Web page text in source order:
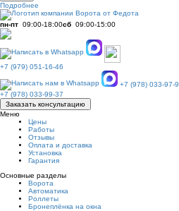
Подробнее
пн-пт 09:00-18:00сб 09:00-15:00
+7 (979) 051-16-46
+7 (978) 033-97-
+7 (978) 033-99-37
Заказать консультацию
Меню
Цены
Работы
Отзывы
Оплата и доставка
Установка
Гарантия
Основные разделы
Ворота
Автоматика
Роллеты
Бронеплёнка на окна